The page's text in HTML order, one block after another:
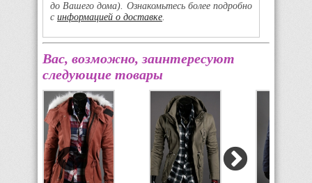
до Вашего дома). Ознакомьтесь более подробно
с информацией о доставке.
Вас, возможно, заинтересуют
следующие товары